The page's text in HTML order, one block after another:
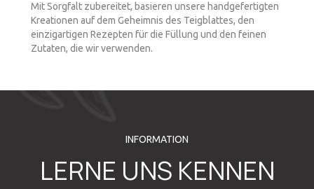
Mit Sorgfalt zubereitet, basieren unsere handgefertigten
Kreationen auf dem Geheimnis des Teigblattes, den
einzigartigen Rezepten für die Füllung und den feinen
Zutaten, die wir verwenden.
INFORMATION
LERNE UNS KENNEN